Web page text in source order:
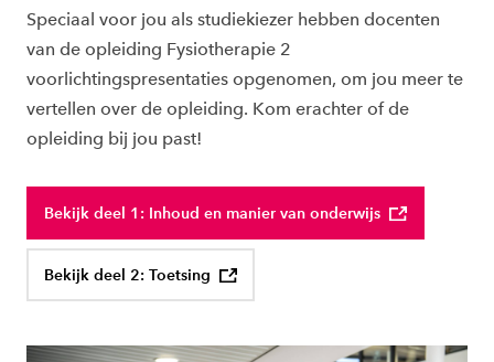
Speciaal voor jou als studiekiezer hebben docenten
van de opleiding Fysiotherapie 2
voorlichtingspresentaties opgenomen, om jou meer te
vertellen over de opleiding. Kom erachter of de
opleiding bij jou past!
Bekijk deel 1: Inhoud en manier van onderwijs
Bekijk deel 2: Toetsing